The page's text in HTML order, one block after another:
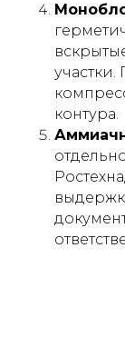
контура.